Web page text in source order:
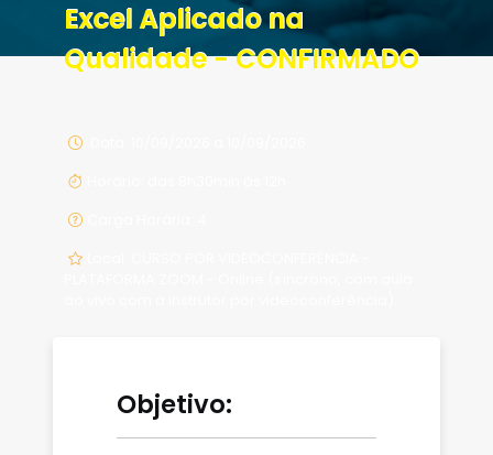
Excel Aplicado na
Qualidade - CONFIRMADO
Objetivo: